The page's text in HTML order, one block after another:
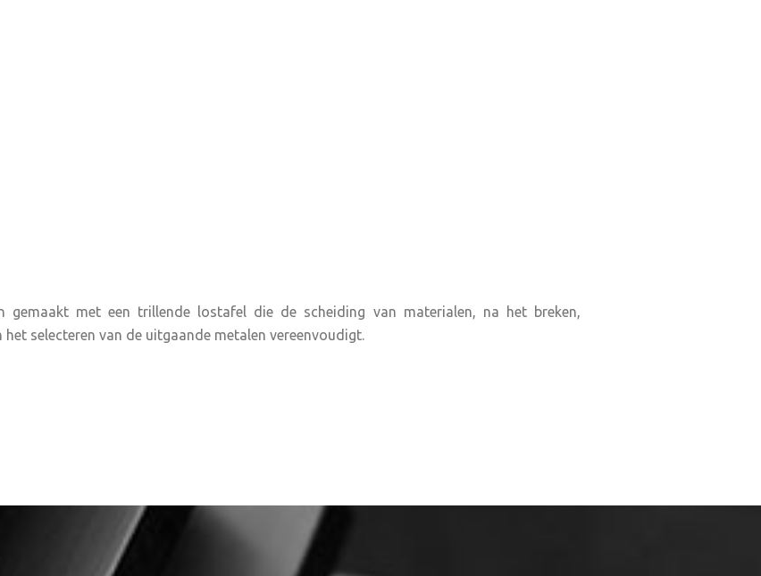
gemaakt met een trillende lostafel die de scheiding van materialen, na het breken,
selecteren van de uitgaande metalen vereenvoudigt.